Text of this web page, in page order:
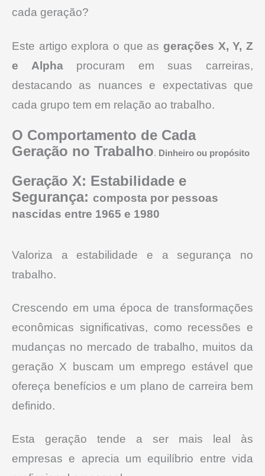
cada geração?
Este artigo explora o que as gerações X, Y, Z
e Alphaprocuram em suas carreiras,
destacando as nuances e expectativas que
cada grupo tem em relação ao trabalho.
O Comportamento de Cada
Geração no Trabalho. Dinheiro ou propósito
Geração X: Estabilidade e
Segurança: composta por pessoas
nascidas entre 1965 e 1980
Valoriza a estabilidade e a segurança no
trabalho.
Crescendo em uma época de transformações
econômicas significativas, como recessões e
mudanças no mercado de trabalho, muitos da
geração X buscam um emprego estável que
ofereça benefícios e um plano de carreira bem
definido.
Esta geração tende a ser mais leal às
empresas e aprecia um equilíbrio entre vida